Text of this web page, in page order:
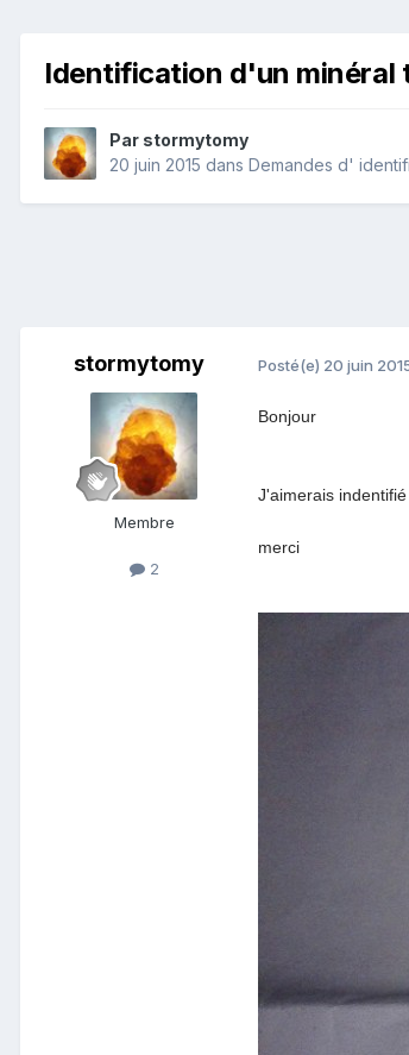
Identification d'un minéral
Par stormytomy
20 juin 2015 dans Demandes d'
stormytomy
Membre
2
Posté(e) 20 juin
Bonjour
J'aimerais
merci